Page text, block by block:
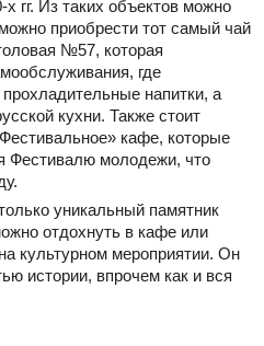
гг. Из таких объектов можно
приобрести тот самый чай
№57, которая
где
напитки, а
кухни. Также стоит
кафе, которые
Фестивалю молодежи, что
уникальный памятник
отдохнуть в кафе или
культурном мероприятии. Он
истории, впрочем как и вся